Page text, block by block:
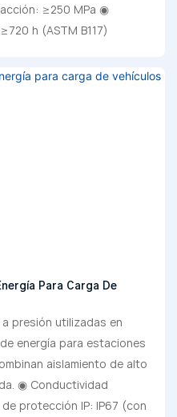
≥250 MPa ◉
h (ASTM B117)
Para Carga De
presión utilizadas en
energía para estaciones
aislamiento de alto
◉ Conductividad
protección IP: IP67 (con